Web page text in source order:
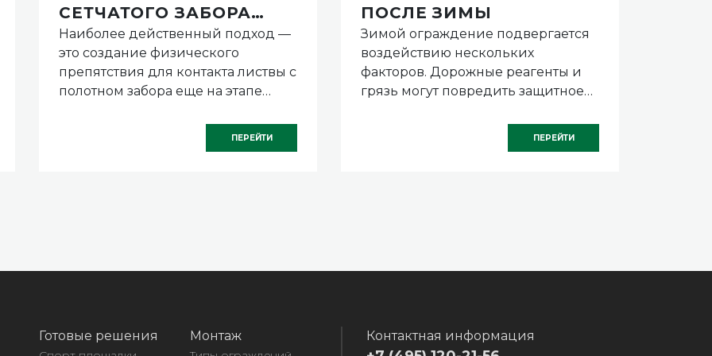
СЕТЧАТОГО ЗАБОРА
ОСЕНЬЮ
Наиболее действенный подход —
это создание физического
препятствия для контакта листвы с
полотном забора еще на этапе
его установки, с внутренней
стороны, в землю вкапывают
ПЕРЕЙТИ
ПОСЛЕ ЗИМЫ
Зимой ограждение подвергается
воздействию нескольких
факторов. Дорожные реагенты и
грязь могут повредить защитное
и влажность иногда приводят к
ПЕРЕЙТИ
Готовые решения Монтаж Контактная информация